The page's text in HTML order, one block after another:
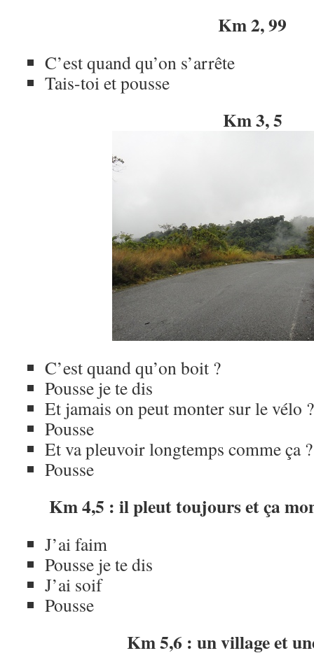
Km 2, 99
C’est quand qu’on s’arrête
Tais-toi et pousse
Km 3, 5
C’est quand qu’on boit ?
Pousse je te dis
Et jamais on peut monter sur le vélo ?
Pousse
Et va pleuvoir longtemps comme ça ?
Pousse
Km 4,5 : il pleut toujours et ça
J’ai faim
Pousse je te dis
J’ai soif
Pousse
Km 5,6 : un village et